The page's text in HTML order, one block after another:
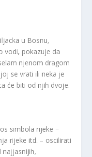
u Bosnu,
vodi, pokazuje da
njenom dragom
se vrati ili neka je
će biti od njih dvoje.
simbola rijeke –
rijeke itd. – oscilirati
najjasnijih,